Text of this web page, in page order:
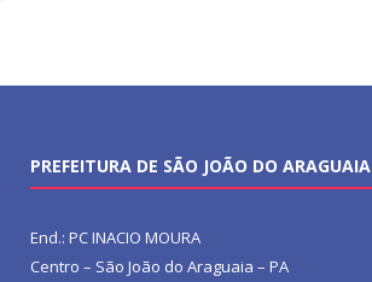
PREFEITURA DE SÃO JOÃO DO ARAGUAIA
End.: PC INACIO MOURA
Centro – São João do Araguaia – PA